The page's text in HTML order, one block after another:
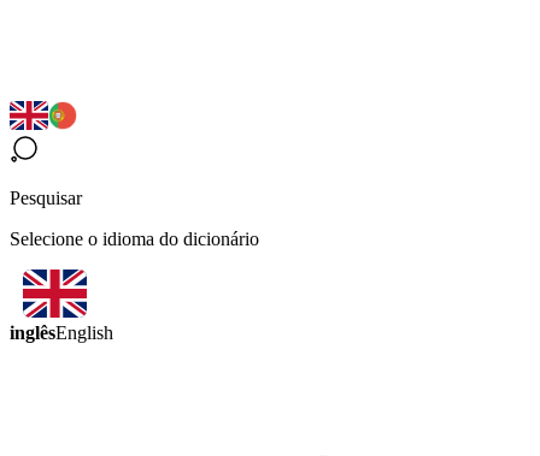
Pesquisar
Selecione o idioma do dicionário
inglêsEnglish